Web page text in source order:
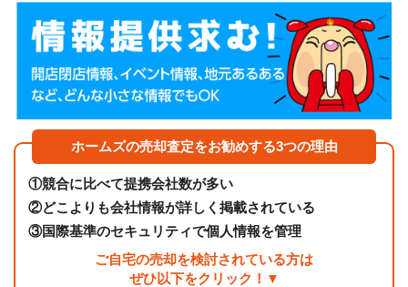
ホームズの売却査定をお勧めする3つの理由
①競合に比べて提携会社数が多い
②どこよりも会社情報が詳しく掲載されている
③国際基準のセキュリティで個人情報を管理
ご自宅の売却を検討されている方は
ぜひ以下をクリック！▼